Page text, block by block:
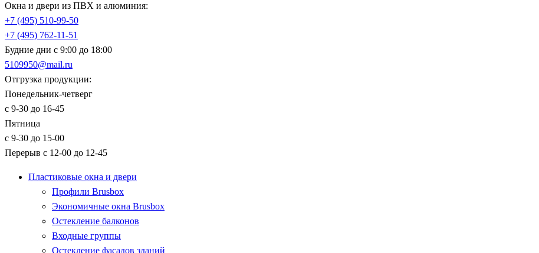
Окна и двери из ПВХ и алюминия:
+7 (495) 510-99-50
+7 (495) 762-11-51
Будние дни с 9:00 до 18:00
5109950@mail.ru
Отгрузка продукции:
Понедельник-четверг
с 9-30 до 16-45
Пятница
с 9-30 до 15-00
Перерыв с 12-00 до 12-45
Пластиковые окна и двери
Профили Brusbox
Экономичные окна Brusbox
Остекление балконов
Входные группы
Остекление фасадов зданий